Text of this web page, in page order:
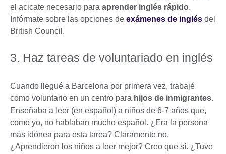
el acicate necesario para aprender inglés rápido.
Infórmate sobre las opciones de exámenes de inglés del
British Council.
3. Haz tareas de voluntariado en inglés
Cuando llegué a Barcelona por primera vez, trabajé
como voluntario en un centro para hijos de inmigrantes.
Enseñaba a leer (en español) a niños de 6-7 años que,
como yo, no hablaban mucho español. ¿Era la persona
más idónea para esta tarea? Claramente no.
¿Aprendieron los niños a leer mejor? Creo que sí. ¿Tuve